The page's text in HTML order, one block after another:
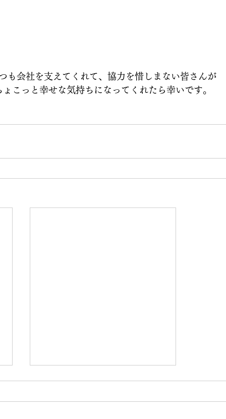
も会社を支えてくれて、協力を惜しまない皆さんが
ょこっと幸せな気持ちになってくれたら幸いです。